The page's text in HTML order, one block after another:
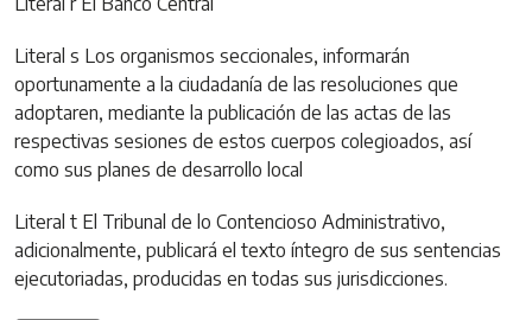
Literal s Los organismos seccionales, informarán
oportunamente a la ciudadanía de las resoluciones que
adoptaren, mediante la publicación de las actas de las
respectivas sesiones de estos cuerpos colegioados, así
como sus planes de desarrollo local
Literal t El Tribunal de lo Contencioso Administrativo,
adicionalmente, publicará el texto íntegro de sus sentencias
ejecutoriadas, producidas en todas sus jurisdicciones.